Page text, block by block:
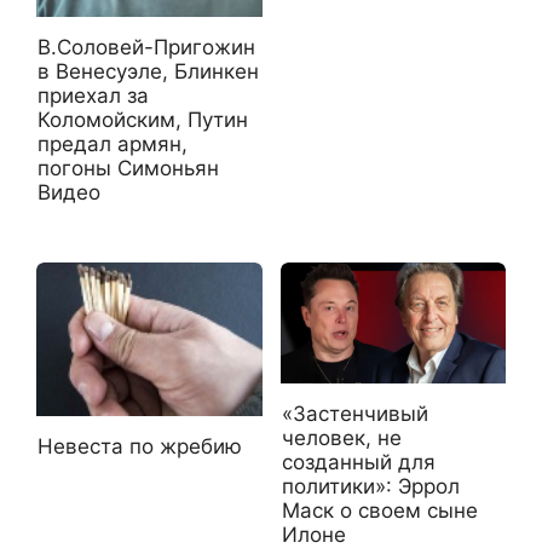
В.Соловей-Пригожин
в Венесуэле, Блинкен
приехал за
Коломойским, Путин
предал армян,
погоны Симоньян
Видео
Невеста по жребию
«Застенчивый
человек, не
созданный для
политики»: Эррол
Маск о своем сыне
Илонe